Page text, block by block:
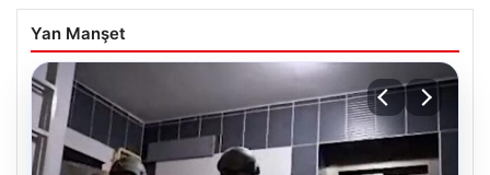
Yan Manşet